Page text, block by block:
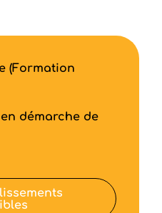
(Formation
démarche de